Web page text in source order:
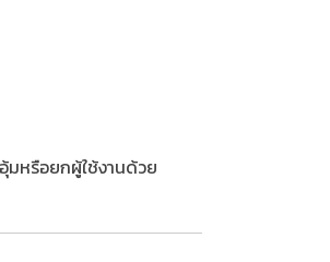
มหรือยกผู้ใช้งานด้วย